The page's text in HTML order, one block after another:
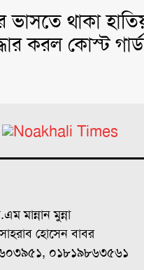
ভাসতে থাকা
করল কোস্ট গার্ড
মান্নান মুন্না
হোসেন বাবর
০১৮১৯৮৬৩৫৬১